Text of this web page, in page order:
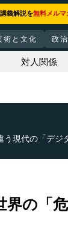
義解説を無料メルマ
術と文化 政
対人関係
う現代の「デジ
界の「危